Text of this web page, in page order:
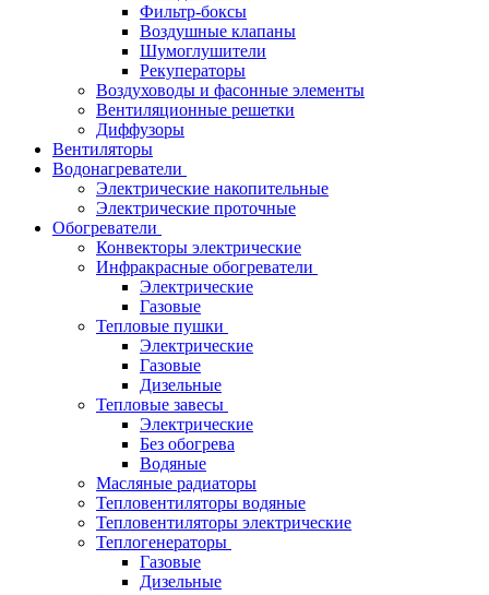
Фильтр-боксы
Воздушные клапаны
Шумоглушители
Рекуператоры
Воздуховоды и фасонные элементы
Вентиляционные решетки
Диффузоры
Вентиляторы
Водонагреватели
Электрические накопительные
Электрические проточные
Обогреватели
Конвекторы электрические
Инфракрасные обогреватели
Электрические
Газовые
Тепловые пушки
Электрические
Газовые
Дизельные
Тепловые завесы
Электрические
Без обогрева
Водяные
Масляные радиаторы
Тепловентиляторы водяные
Тепловентиляторы электрические
Теплогенераторы
Газовые
Дизельные